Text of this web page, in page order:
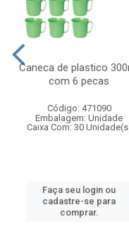
Caneca de plastico
com 6 pecas
Código: 471090
Embalagem: Unidade
Caixa Com: 30
Faça seu login ou
cadastre-se para
comprar.